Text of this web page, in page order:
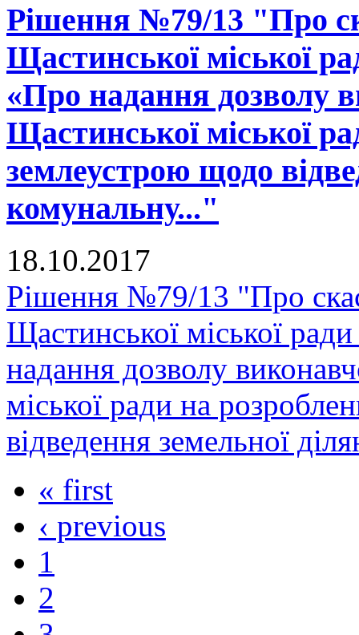
Рішення №79/13 "Про
Щастинської міської
«Про надання дозволу
Щастинської міської
землеустрою щодо
комунальну..."
18.10.2017
Рішення №79/13 "Про
Щастинської міської
надання дозволу
міської ради на
відведення земельної
« first
‹ previous
1
2